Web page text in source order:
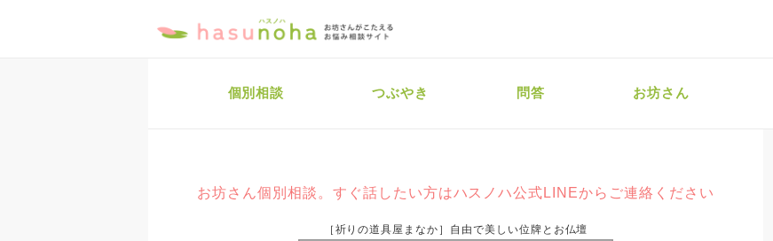
個別相談 つぶやき 問答 お坊さん
お坊さん個別相談。すぐ話したい方はハスノハ公式LINEからご連絡ください
［祈りの道具屋まなか］自由で美しい位牌とお仏壇